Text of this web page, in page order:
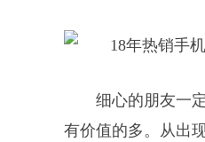
细心的朋友一
有价值的多。从出